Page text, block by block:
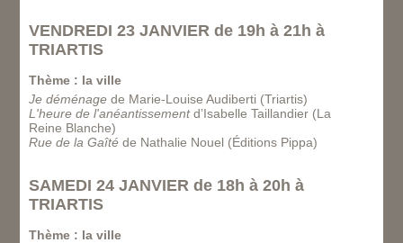
VENDREDI 23 JANVIER de 19h à 21h à
TRIARTIS
Thème : la ville
Je déménage de Marie-Louise Audiberti (Triartis)
L'heure de l'anéantissementd’Isabelle Taillandier (La
Reine Blanche)
Rue de la Gaîté de Nathalie Nouel (Éditions Pippa)
SAMEDI 24 JANVIER de 18h à 20h à
TRIARTIS
Thème : la ville